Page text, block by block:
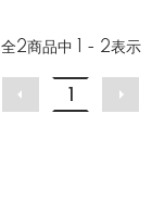
全2商品中 1 - 2表示